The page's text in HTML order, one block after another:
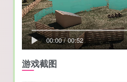
00:00/00:52
游戏截图